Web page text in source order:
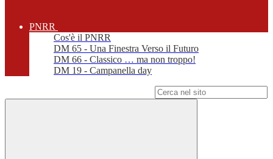
PNRR
Cos'è il PNRR
DM 65 - Una Finestra Verso il Futuro
DM 66 - Classico … ma non troppo!
DM 19 - Campanella day